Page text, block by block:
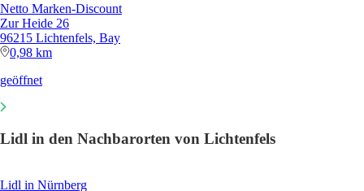
Netto Marken-Discount
Zur Heide 26
96215 Lichtenfels, Bay
0,98 km
geöffnet
Lidl in den Nachbarorten von Lichtenfels
Lidl in Nürnberg